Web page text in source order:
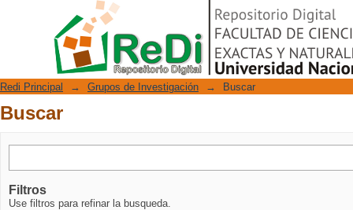
Repositorio Digital
Redi Principal → Grupos de Investigación → Buscar
Buscar
Filtros
Use filtros para refinar la busqueda.